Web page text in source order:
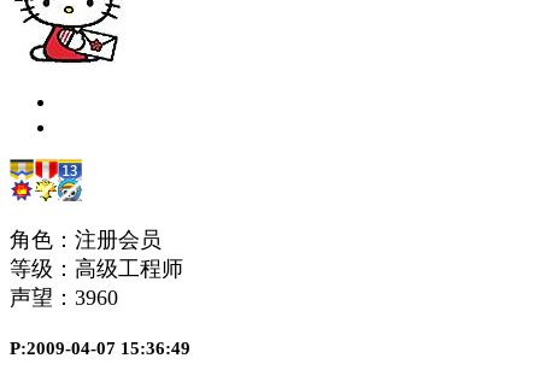
角色：注册会员
等级：高级工程师
声望： 3960
P:2009-04-07 15:36:49